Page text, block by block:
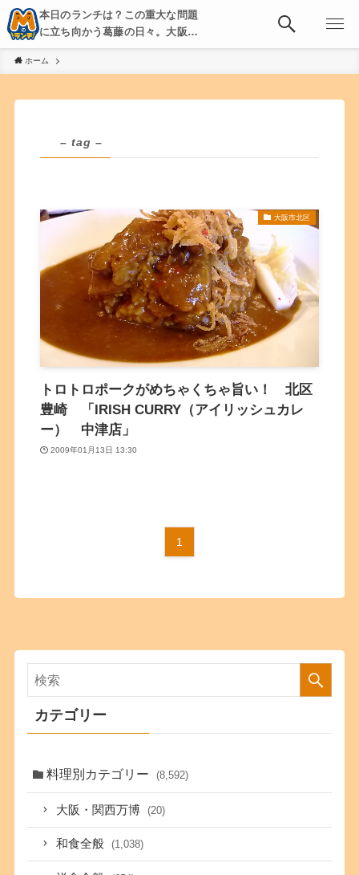
本日のランチは？この重大な問題
に立ち向かう葛藤の日々。大阪・
京都・神戸を中心とした食べ歩
き、飲み歩きを綴る。
ホーム
– tag –
大阪市北区
トロトロポークがめちゃくちゃ旨い！ 北区
豊崎 「IRISH CURRY（アイリッシュカレ
ー） 中津店」
2009年01月13日 13:30
1
カテゴリー
料理別カテゴリー (8,592)
大阪・関西万博 (20)
和食全般 (1,038)